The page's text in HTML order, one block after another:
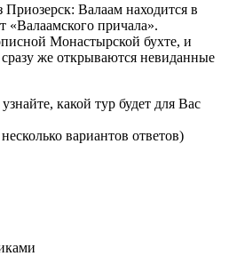
Валаам находится в
«Валаамского причала».
Монастырской бухте, и
же открываются невиданные
какой тур будет для Вас
вариантов ответов)